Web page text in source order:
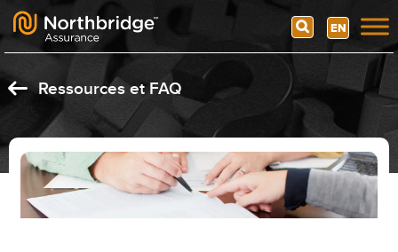
Skip to content
Search EN
Ressources et FAQ